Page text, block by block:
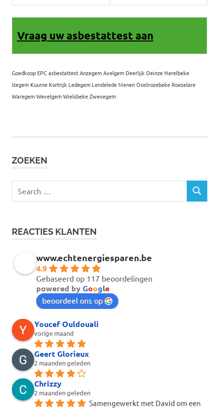
Vraag uw asbestattest aan
Goedkoop EPC asbestattest Anzegem Avelgem Deerlijk Deinze Harelbeke
Izegem Kuurne Kortrijk Ledegem Lendelede Menen Oostrozebeke Roeselare
Waregem Wevelgem Wielsbeke Zwevegem
ZOEKEN
for:
SEARCH
REACTIES KLANTEN
www.echtenergiesparen.be
4.9
Gebaseerd op 117 beoordelingen
powered byGoogle
beoordeel ons op
Youcef Ouldouali
vorige maand
Geert Glorieux
2 maanden geleden
Chrizzy
2 maanden geleden
Samengewerkt met David om een